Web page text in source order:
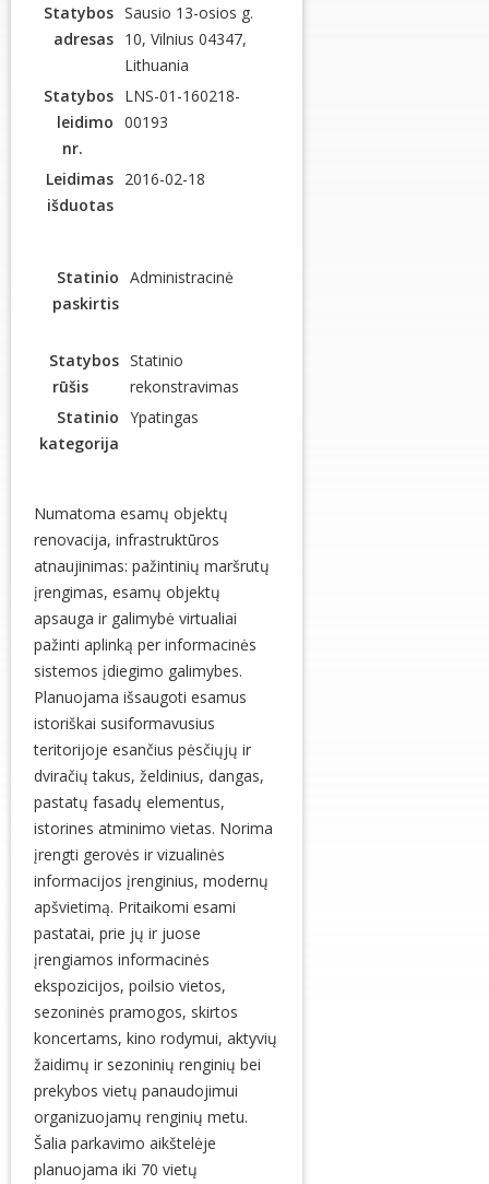
Statybos
adresas
Sausio 13-osios g.
10, Vilnius 04347,
Lithuania
Statybos
leidimo
nr.
LNS-01-160218-
00193
Leidimas
išduotas
2016-02-18
Statinio
paskirtis
Administracinė
Statybos
rūšis
Statinio
rekonstravimas
Statinio
kategorija
Ypatingas
Numatoma esamų objektų
renovacija, infrastruktūros
atnaujinimas: pažintinių maršrutų
įrengimas, esamų objektų
apsauga ir galimybė virtualiai
pažinti aplinką per informacinės
sistemos įdiegimo galimybes.
Planuojama išsaugoti esamus
istoriškai susiformavusius
teritorijoje esančius pėsčiųjų ir
dviračių takus, želdinius, dangas,
pastatų fasadų elementus,
istorines atminimo vietas. Norima
įrengti gerovės ir vizualinės
informacijos įrenginius, modernų
apšvietimą. Pritaikomi esami
pastatai, prie jų ir juose
įrengiamos informacinės
ekspozicijos, poilsio vietos,
sezoninės pramogos, skirtos
koncertams, kino rodymui, aktyvių
žaidimų ir sezoninių renginių bei
prekybos vietų panaudojimui
organizuojamų renginių metu.
Šalia parkavimo aikštelėje
planuojama iki 70 vietų